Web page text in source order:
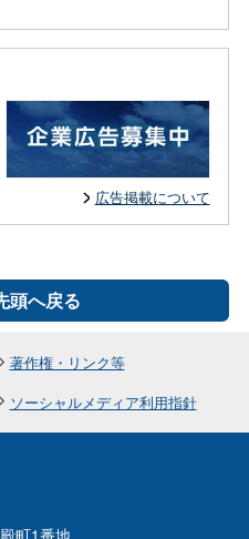
広告掲載について
頭へ戻る
著作権・リンク等
ソーシャルメディア利用指針